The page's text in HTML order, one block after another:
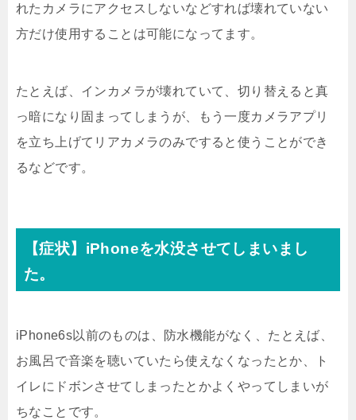
れたカメラにアクセスしないなどすれば壊れていない
方だけ使用することは可能になってます。
たとえば、インカメラが壊れていて、切り替えると真
っ暗になり固まってしまうが、もう一度カメラアプリ
を立ち上げてリアカメラのみですると使うことができ
るなどです。
【症状】iPhoneを水没させてしまいまし
た。
iPhone6s以前のものは、防水機能がなく、たとえば、
お風呂で音楽を聴いていたら使えなくなったとか、ト
イレにドボンさせてしまったとかよくやってしまいが
ちなことです。